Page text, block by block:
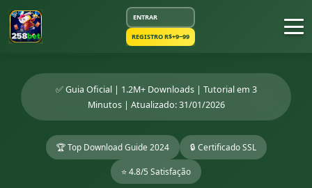
ENTRAR
REGISTRO R$+9~99
✅ Guia Oficial | 1.2M+ Downloads | Tutorial em 3
Minutos | Atualizado: 31/01/2026
🏆 Top Download Guide 2024 🔒 Certificado SSL
⭐ 4.8/5 Satisfação